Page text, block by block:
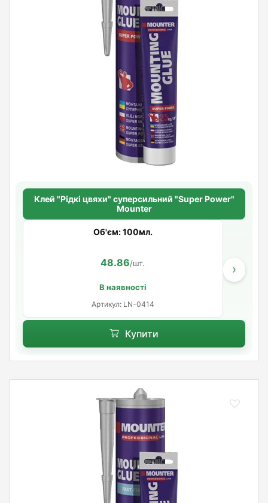
Клей "Рідкі цвяхи" суперсильний "Super Power"
Mounter
Об'єм: 100мл.
48.86/шт.
В наявності
Артикул: LN-0414
›
Купити